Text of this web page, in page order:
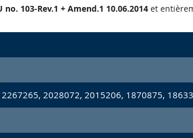
no. 103-Rev.1 + Amend.1 10.06.2014 et
2028072, 2015206, 1870875,